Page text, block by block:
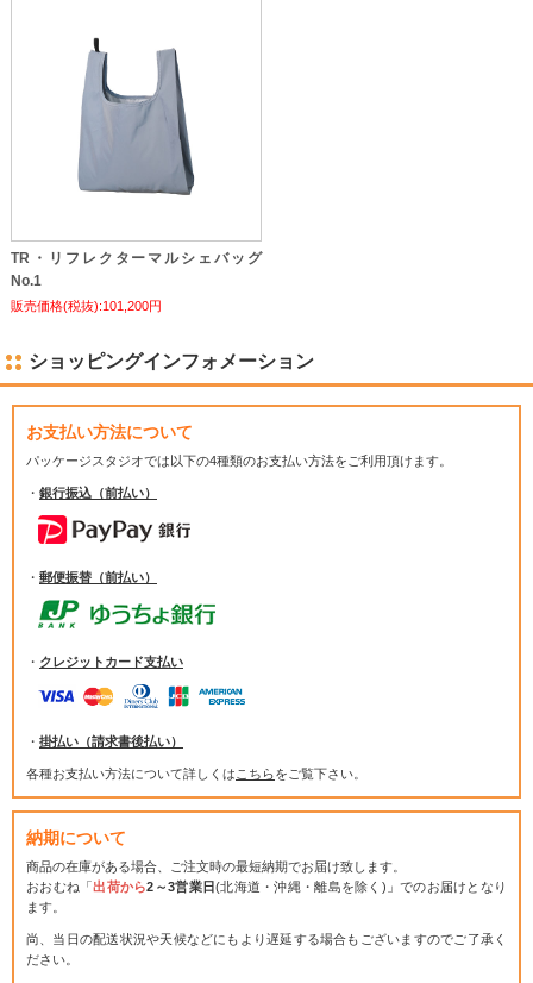
TR・リフレクターマルシェバッグ
No.1
販売価格(税抜):101,200円
ショッピングインフォメーション
お支払い方法について
パッケージスタジオでは以下の4種類のお支払い方法をご利用頂けます。
・ 銀行振込（前払い）
・ 郵便振替（前払い）
・ クレジットカード支払い
・ 掛払い（請求書後払い）
各種お支払い方法について詳しくは こちらをご覧下さい。
納期について
商品の在庫がある場合、ご注文時の最短納期でお届け致します。
おおむね「出荷から2～3営業日(北海道・沖縄・離島を除く)」でのお届けとなり
ます。
尚、当日の配送状況や天候などにもより遅延する場合もございますのでご了承く
ださい。